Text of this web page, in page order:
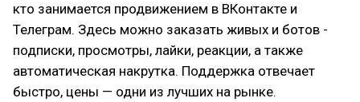
кто занимается продвижением в ВКонтакте и
Телеграм. Здесь можно заказать живых и ботов -
подписки, просмотры, лайки, реакции, а также
автоматическая накрутка. Поддержка отвечает
быстро, цены — одни из лучших на рынке.